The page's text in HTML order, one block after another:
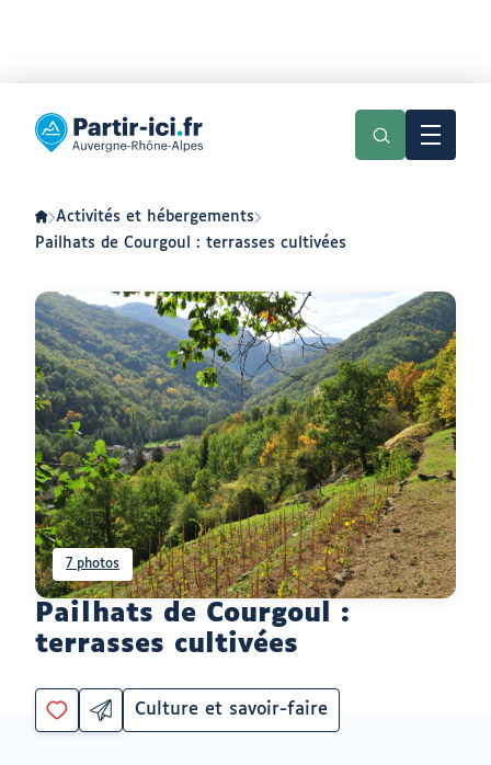
menu
contenu
Partir
ici
en
Auvergne-
Rhône-
Activités et hébergements
Pailhats de Courgoul : terrasses cultivées
Pailhats de Courgoul :
terrasses cultivées
7 photos
VousPartager
par
Catégorie
Culture et savoir-faire